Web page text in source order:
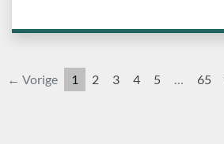
← Vorige 1 2 3 4 5 … 65